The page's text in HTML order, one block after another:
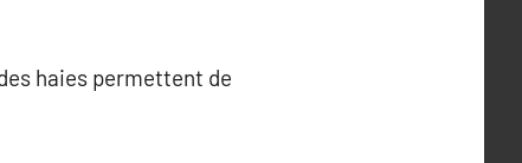
haies permettent de